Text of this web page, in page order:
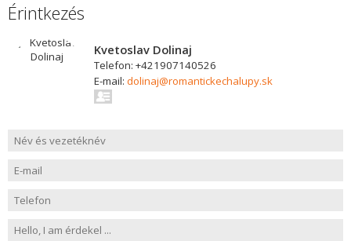
Érintkezés
Kvetoslav Dolinaj
Telefon: +421907140526
E-mail: dolinaj@romantickechalupy.sk